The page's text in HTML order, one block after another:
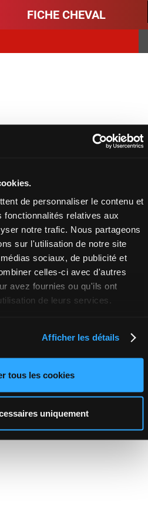
de personnaliser le contenu et
fonctionnalités relatives aux
notre trafic. Nous partageons
sur l'utilisation de notre site
sociaux, de publicité et
celles-ci avec d'autres
avez fournies ou qu'ils ont
de leurs services.
Afficher les détails
tous les cookies
uniquement
FICHE CHEVAL